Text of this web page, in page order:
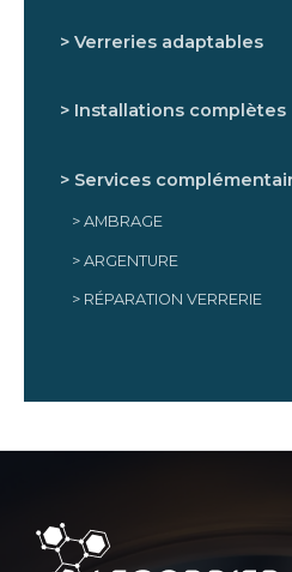
Verreries adaptables
Installations complètes
Services
AMBRAGE
ARGENTURE
RÉPARATION VERRERIE